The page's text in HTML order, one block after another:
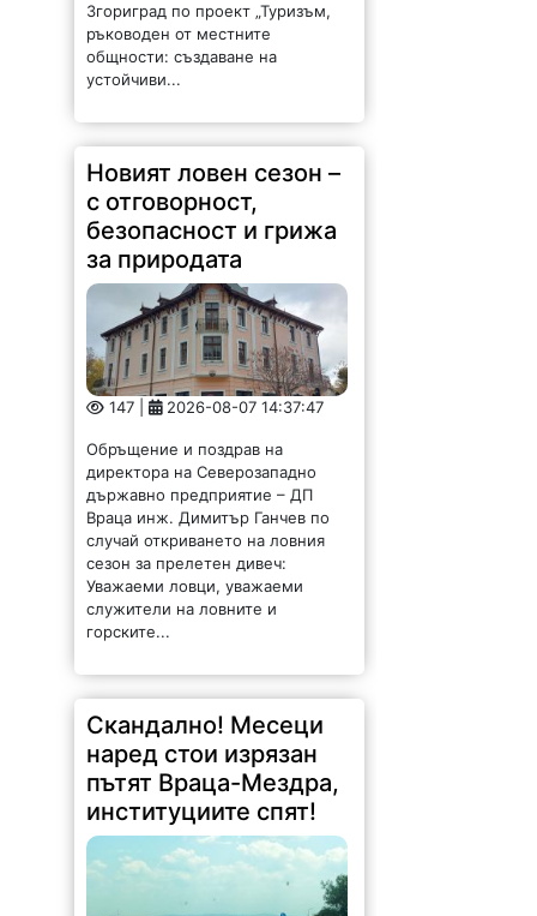
Згориград по проект „Туризъм,
ръководен от местните
общности: създаване на
устойчиви...
Новият ловен сезон –
с отговорност,
безопасност и грижа
за природата
147 | 2026-08-07 14:37:47
Обръщение и поздрав на
директора на Северозападно
държавно предприятие – ДП
Враца инж. Димитър Ганчев по
случай откриването на ловния
сезон за прелетен дивеч:
Уважаеми ловци, уважаеми
служители на ловните и
горските...
Скандално! Месеци
наред стои изрязан
пътят Враца-Мездра,
институциите спят!